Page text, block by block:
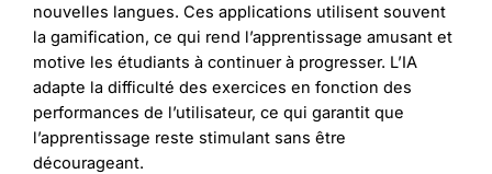
nouvelles langues. Ces applications utilisent souvent
la gamification, ce qui rend l’apprentissage amusant et
motive les étudiants à continuer à progresser. L’IA
adapte la difficulté des exercices en fonction des
performances de l’utilisateur, ce qui garantit que
l’apprentissage reste stimulant sans être
décourageant.